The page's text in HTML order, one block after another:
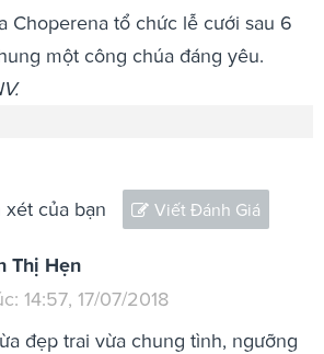
Choperena tổ chức lễ cưới sau 6
một công chúa đáng yêu.
xét của bạn Viết Đánh Giá
Thị Hẹn
14:57, 17/07/2018
đẹp trai vừa chung tình, ngưỡng